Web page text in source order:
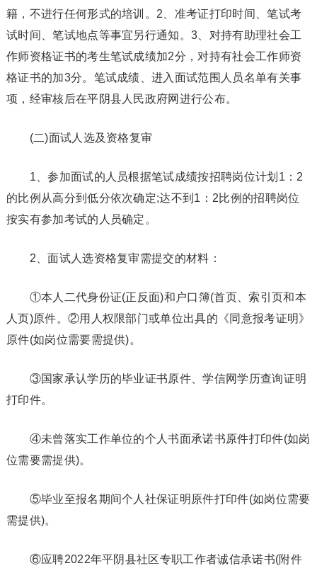
籍，不进行任何形式的培训。2、准考证打印时间、笔试考
试时间、笔试地点等事宜另行通知。3、对持有助理社会工
作师资格证书的考生笔试成绩加2分，对持有社会工作师资
格证书的加3分。笔试成绩、进入面试范围人员名单有关事
项，经审核后在平阴县人民政府网进行公布。
(二)面试人选及资格复审
1、参加面试的人员根据笔试成绩按招聘岗位计划1：2
的比例从高分到低分依次确定;达不到1：2比例的招聘岗位
按实有参加考试的人员确定。
2、面试人选资格复审需提交的材料：
①本人二代身份证(正反面)和户口簿(首页、索引页和本
人页)原件。②用人权限部门或单位出具的《同意报考证明》
原件(如岗位需要需提供)。
③国家承认学历的毕业证书原件、学信网学历查询证明
打印件。
④未曾落实工作单位的个人书面承诺书原件打印件(如岗
位需要需提供)。
⑤毕业至报名期间个人社保证明原件打印件(如岗位需要
需提供)。
⑥应聘2022年平阴县社区专职工作者诚信承诺书(附件